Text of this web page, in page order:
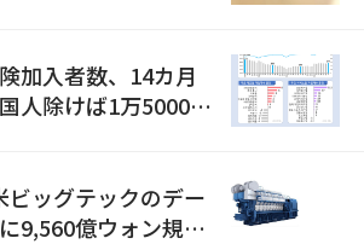
加入者数、14カ月
人除けば1万5000人
ビッグテックのデー
9,560億ウォン規模